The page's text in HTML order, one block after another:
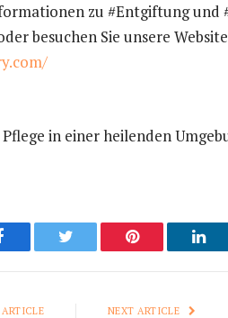
zu #Entgiftung
besuchen Sie unsere
in einer heilenden
Facebook Twitter Pinterest
NEXT ARTICLE